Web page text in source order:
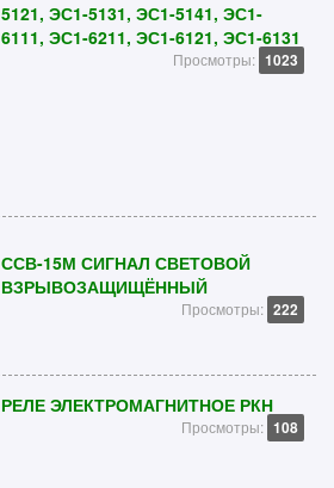
5121, ЭС1-5131, ЭС1-5141, ЭС1-
6111, ЭС1-6211, ЭС1-6121, ЭС1-6131
Просмотры: 1023
ССВ-15М СИГНАЛ СВЕТОВОЙ
ВЗРЫВОЗАЩИЩЁННЫЙ
Просмотры: 222
РЕЛЕ ЭЛЕКТРОМАГНИТНОЕ РКН
Просмотры: 108